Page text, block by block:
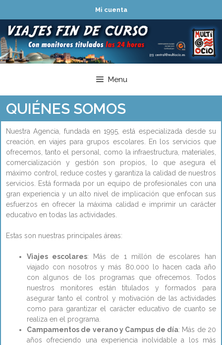
Mi cuenta
Menu
QUIÉNES SOMOS
Nuestra Agencia, fundada en 1995, está especializada desde su
creación, en viajes para grupos escolares. En los servicios que
ofrecemos, tanto el personal, como la infraestructura, materiales,
comercialización y gestión son propios, lo que asegura el
máximo control, reduce costes y garantiza la calidad de nuestros
servicios. Está formada por un equipo de profesionales con una
gran experiencia y un alto nivel de implicación que enfocan sus
esfuerzos en ofrecer la máxima calidad e imprimir un carácter
educativo en todas las actividades.
Estas son nuestras principales áreas:
Viajes escolares: Más de 1 millón de escolares han
viajado con nosotros y más 80.000 lo hacen cada año
con algunos de los programas que ofrecemos. Todos
nuestros monitores están titulados y formados para
asegurar tanto el control y motivación de las actividades
como para garantizar el carácter educativo de cuanto se
realiza en el programa.
Campamentos de verano y Campus de día: Más de 20
años ofreciendo una experiencia inolvidable a los más